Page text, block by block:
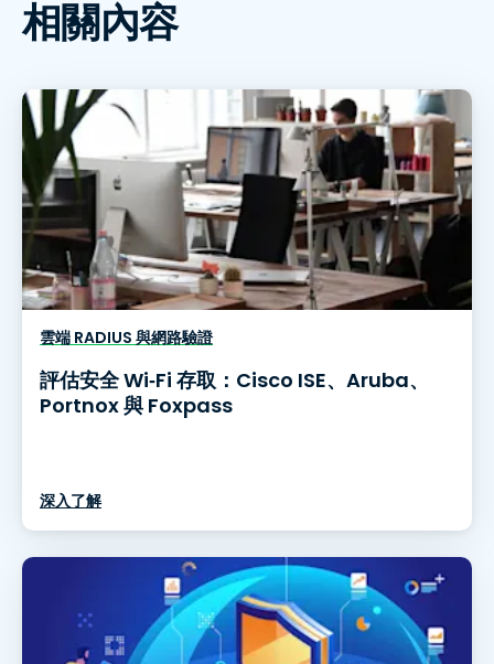
相關內容
雲端 RADIUS 與網路驗證
評估安全 Wi‑Fi 存取：Cisco ISE、Aruba、
Portnox 與 Foxpass
深入了解